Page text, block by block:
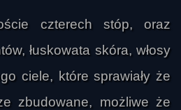
czterech stóp, oraz
łuskowata skóra, włosy
ciele, które sprawiały że
zbudowane, możliwe że